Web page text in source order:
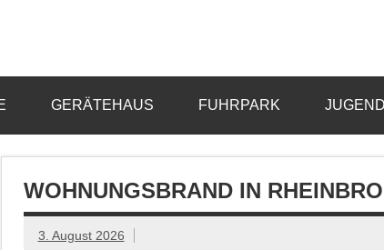
GERÄTEHAUS FUHRPARK
WOHNUNGSBRAND IN
3. August 2026